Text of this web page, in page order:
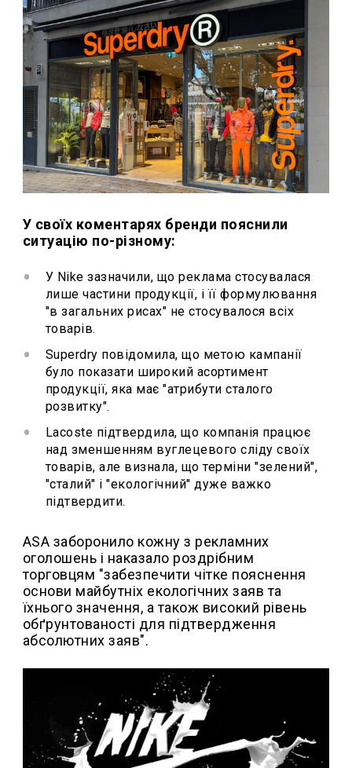
У своїх коментарях бренди пояснили
ситуацію по-різному:
У Nike зазначили, що реклама стосувалася
лише частини продукції, і її формулювання
"в загальних рисах" не стосувалося всіх
товарів.
Superdry повідомила, що метою кампанії
було показати широкий асортимент
продукції, яка має "атрибути сталого
розвитку".
Lacoste підтвердила, що компанія працює
над зменшенням вуглецевого сліду своїх
товарів, але визнала, що терміни "зелений",
"сталий" і "екологічний" дуже важко
підтвердити.
ASA заборонило кожну з рекламних
оголошень і наказало роздрібним
торговцям "забезпечити чітке пояснення
основи майбутніх екологічних заяв та
їхнього значення, а також високий рівень
обґрунтованості для підтвердження
абсолютних заяв".